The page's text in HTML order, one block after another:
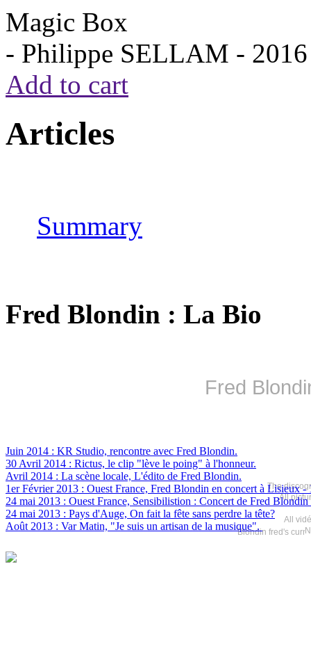
Magic Box
- Philippe SELLAM - 2016
Add to cart
Articles
Summary
Fred Blondin : La Bio
Fred
The
All
Blondin fred's
Juin 2014 : KR Studio, rencontre avec Fred Blondin.
30 Avril 2014 : Rictus, le clip "lève le poing" à l'honneur.
Avril 2014 : La scène locale, L'édito de Fred Blondin.
1er Février 2013 : Ouest France, Fred Blondin en concert à Lisieux-
24 mai 2013 : Ouest France, Sensibilistion : Concert de Fred
24 mai 2013 : Pays d'Auge, On fait la fête sans perdre la tête?
Août 2013 : Var Matin, "Je suis un artisan de la musique".
All